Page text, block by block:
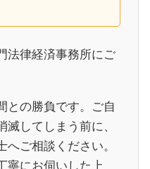
法律経済事務所にご
との勝負です。ご自
してしまう前に、
ご相談ください。
寧にお伺いした上